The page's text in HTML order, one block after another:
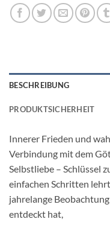
BESCHREIBUNG
PRODUKTSICHERHEIT
Innerer Frieden und
Verbindung mit dem
Selbstliebe – Schlüssel
einfachen Schritten
jahrelange
entdeckt hat,